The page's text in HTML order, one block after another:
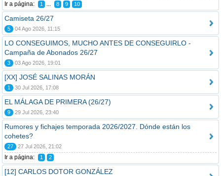
Ir a página: 1 ... 8 9 10
Camiseta 26/27
5 04 Ago 2026, 11:15
LO CONSEGUIMOS, MUCHO ANTES DE CONSEGUIRLO -
Campaña de Abonados 26/27
3 03 Ago 2026, 19:01
[XX] JOSÉ SALINAS MORÁN
1 30 Jul 2026, 17:08
EL MÁLAGA DE PRIMERA (26/27)
9 29 Jul 2026, 23:40
Rumores y fichajes temporada 2026/2027. Dónde están los
cohetes?
27 27 Jul 2026, 21:02
Ir a página: 1 2
[12] CARLOS DOTOR GONZÁLEZ